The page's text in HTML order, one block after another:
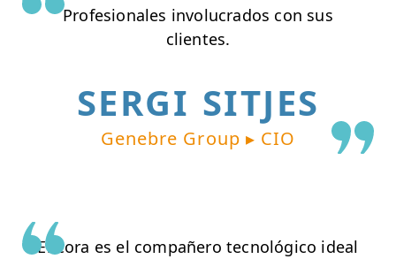
Profesionales involucrados con sus
clientes.
SERGI SITJES
Genebre Group ▸ CIO
Encora es el compañero tecnológico ideal